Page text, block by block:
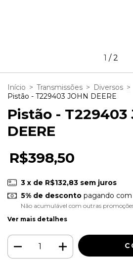
1 /2
Início > Transmissões > Diversos >
Pistão - T229403 JOHN DEERE
Pistão - T229403
DEERE
R$398,50
3 x de R$132,83 sem juros
5% de descontopagando
Não acumulável com outras
Ver mais detalhes